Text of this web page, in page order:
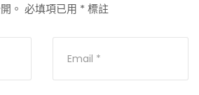
。 必填項已用 * 標註